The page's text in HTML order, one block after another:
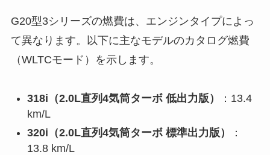
G20型3シリーズの燃費は、エンジンタイプによっ
て異なります。以下に主なモデルのカタログ燃費
（WLTCモード）を示します。
318i（2.0L直列4気筒ターボ 低出力版）
：13.4
km/L
320i（2.0L直列4気筒ターボ 標準出力版）
：
13.8 km/L